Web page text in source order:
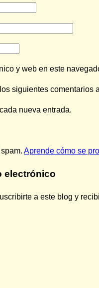
y web en este
siguientes comentarios
nueva entrada.
Aprende cómo se
electrónico
a este blog y